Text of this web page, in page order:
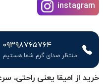
خرید از امیقا یعنی راحتی،
instagram
۰۹۳۹۸۷۶۵۷۶۴
منتظر صدای گرم شما هستیم